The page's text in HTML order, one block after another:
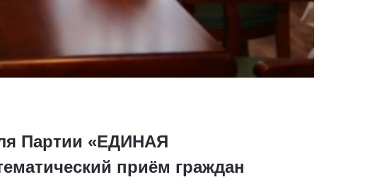
Партии «ЕДИНАЯ
приём граждан